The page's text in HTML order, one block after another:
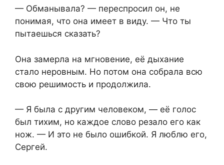
— Обманывала? — переспросил он, не
понимая, что она имеет в виду. — Что ты
пытаешься сказать?
Она замерла на мгновение, её дыхание
стало неровным. Но потом она собрала всю
свою решимость и продолжила.
— Я была с другим человеком, — её голос
был тихим, но каждое слово резало его как
нож. — И это не было ошибкой. Я люблю его,
Сергей.